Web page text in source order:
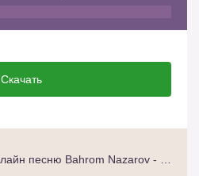
Скачать